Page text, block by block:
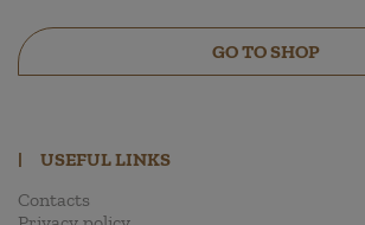
GO TO SHOP
|
USEFUL LINKS
Contacts